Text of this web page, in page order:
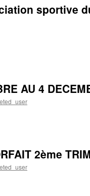
sportive
AU 4
2ème